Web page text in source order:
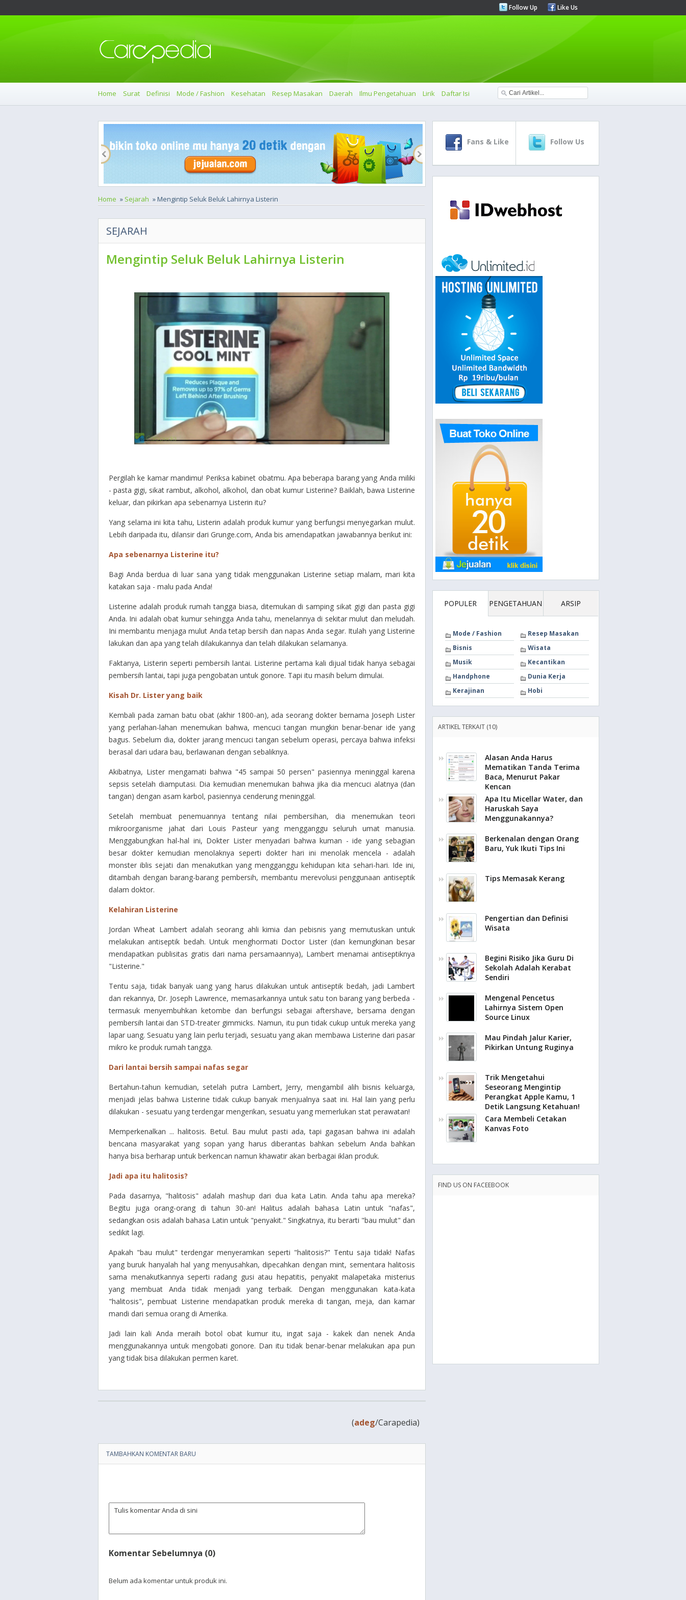
Follow Up Like Us
Home Surat Definisi Mode / Fashion Kesehatan Resep Masakan Daerah Ilmu Pengetahuan Lirik Daftar Isi
Home » Sejarah » Mengintip Seluk Beluk Lahirnya Listerin
SEJARAH
Mengintip Seluk Beluk Lahirnya Listerin
Pergilah ke kamar mandimu! Periksa kabinet obatmu. Apa beberapa barang yang Anda miliki
- pasta gigi, sikat rambut, alkohol, alkohol, dan obat kumur Listerine? Baiklah, bawa Listerine
keluar, dan pikirkan apa sebenarnya Listerin itu?
Yang selama ini kita tahu, Listerin adalah produk kumur yang berfungsi menyegarkan mulut.
Lebih daripada itu, dilansir dari Grunge.com, Anda bis amendapatkan jawabannya berikut ini:
Apa sebenarnya Listerine itu?
Bagi Anda berdua di luar sana yang tidak menggunakan Listerine setiap malam, mari kita
katakan saja - malu pada Anda!
Listerine adalah produk rumah tangga biasa, ditemukan di samping sikat gigi dan pasta gigi
Anda. Ini adalah obat kumur sehingga Anda tahu, menelannya di sekitar mulut dan meludah.
Ini membantu menjaga mulut Anda tetap bersih dan napas Anda segar. Itulah yang Listerine
lakukan dan apa yang telah dilakukannya dan telah dilakukan selamanya.
Faktanya, Listerin seperti pembersih lantai. Listerine pertama kali dijual tidak hanya sebagai
pembersih lantai, tapi juga pengobatan untuk gonore. Tapi itu masih belum dimulai.
Kisah Dr. Lister yang baik
Kembali pada zaman batu obat (akhir 1800-an), ada seorang dokter bernama Joseph Lister
yang perlahan-lahan menemukan bahwa, mencuci tangan mungkin benar-benar ide yang
bagus. Sebelum dia, dokter jarang mencuci tangan sebelum operasi, percaya bahwa infeksi
berasal dari udara bau, berlawanan dengan sebaliknya.
Akibatnya, Lister mengamati bahwa "45 sampai 50 persen" pasiennya meninggal karena
sepsis setelah diamputasi. Dia kemudian menemukan bahwa jika dia mencuci alatnya (dan
tangan) dengan asam karbol, pasiennya cenderung meninggal.
Setelah membuat penemuannya tentang nilai pembersihan, dia menemukan teori
mikroorganisme jahat dari Louis Pasteur yang mengganggu seluruh umat manusia.
Menggabungkan hal-hal ini, Dokter Lister menyadari bahwa kuman - ide yang sebagian
besar dokter kemudian menolaknya seperti dokter hari ini menolak mencela - adalah
monster iblis sejati dan menakutkan yang mengganggu kehidupan kita sehari-hari. Ideini,
ditambah dengan barang-barang pembersih, membantu merevolusi penggunaan antiseptik
dalam doktor.
Kelahiran Listerine
Jordan Wheat Lambert adalah seorang ahli kimia dan pebisnis yang memutuskan untuk
melakukan antiseptik bedah. Untuk menghormati Doctor Lister (dan kemungkinan besar
mendapatkan publisitas gratis dari nama persamaannya), Lambert menamai antiseptiknya
"Listerine."
Tentu saja, tidak banyak uang yang harus dilakukan untuk antiseptik bedah, jadi Lambert
dan rekannya, Dr. Joseph Lawrence, memasarkannya untuk satu ton barang yang berbeda -
termasuk menyembuhkan ketombe dan berfungsi sebagai aftershave, bersama dengan
pembersih lantai dan STD-treater gimmicks. Namun, itu pun tidak cukup untuk mereka yang
lapar uang. Sesuatu yang lain perlu terjadi, sesuatu yang akan membawa Listerine dari pasar
mikro ke produk rumah tangga.
Dari lantai bersih sampai nafas segar
Bertahun-tahun kemudian, setelah putra Lambert, Jerry, mengambil alih bisnis keluarga,
menjadi jelas bahwa Listerine tidak cukup banyak menjualnya saat ini. Hal lain yang perlu
dilakukan - sesuatu yang terdengar mengerikan, sesuatu yang memerlukan stat perawatan!
Memperkenalkan ... halitosis. Betul. Bau mulut pasti ada, tapi gagasan bahwa ini adalah
bencana masyarakat yang sopan yang harus diberantas bahkan sebelum Anda bahkan
hanya bisa berharap untuk berkencan namun khawatir akan berbagai iklan produk.
Jadi apa itu halitosis?
Pada dasarnya, "halitosis" adalah mashup dari dua kata Latin. Anda tahu apa mereka?
Begitu juga orang-orang di tahun 30-an! Halitus adalah bahasa Latin untuk "nafas",
sedangkan osis adalah bahasa Latin untuk "penyakit." Singkatnya, itu berarti "bau mulut" dan
sedikit lagi.
Apakah "bau mulut" terdengar menyeramkan seperti "halitosis?" Tentu saja tidak! Nafas
yang buruk hanyalah hal yang menyusahkan, dipecahkan dengan mint, sementara halitosis
sama menakutkannya seperti radang gusi atau hepatitis, penyakit malapetaka misterius
yang membuat Anda tidak menjadi yang terbaik. Dengan menggunakan kata-kata
"halitosis", pembuat Listerine mendapatkan produk mereka di tangan, meja, dan kamar
mandi dari semua orang di Amerika.
Jadi lain kali Anda meraih botol obat kumur itu, ingat saja - kakek dan nenek Anda
menggunakannya untuk mengobati gonore. Dan itu tidak benar-benar melakukan apa pun
yang tidak bisa dilakukan permen karet.
(adeg/Carapedia)
TAMBAHKAN KOMENTAR BARU
Komentar Sebelumnya (0)
Belum ada komentar untuk produk ini.
Fans & Like Follow Us
POPULER PENGETAHUAN ARSIP
Mode / Fashion
Resep Masakan
Bisnis
Wisata
Musik
Kecantikan
Handphone
Dunia Kerja
Kerajinan
Hobi
ARTIKEL TERKAIT (10)
Alasan Anda Harus
Mematikan Tanda Terima
Baca, Menurut Pakar
Kencan
Apa Itu Micellar Water, dan
Haruskah Saya
Menggunakannya?
Berkenalan dengan Orang
Baru, Yuk Ikuti Tips Ini
Tips Memasak Kerang
Pengertian dan Definisi
Wisata
Begini Risiko Jika Guru Di
Sekolah Adalah Kerabat
Sendiri
Mengenal Pencetus
Lahirnya Sistem Open
Source Linux
Mau Pindah Jalur Karier,
Pikirkan Untung Ruginya
Trik Mengetahui
Seseorang Mengintip
Perangkat Apple Kamu, 1
Detik Langsung Ketahuan!
Cara Membeli Cetakan
Kanvas Foto
FIND US ON FACEEBOOK